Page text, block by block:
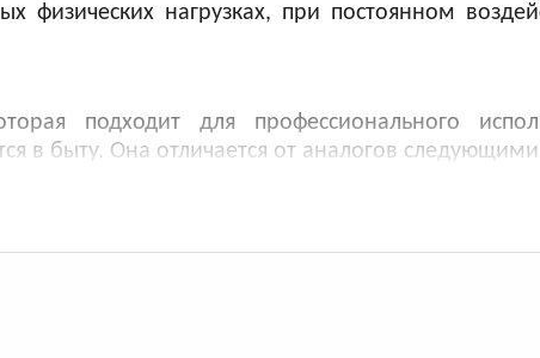
физических нагрузках, при постоянном
подходит для профессионального
в быту. Она отличается от аналогов
к минимуму.
и не натирается даже при